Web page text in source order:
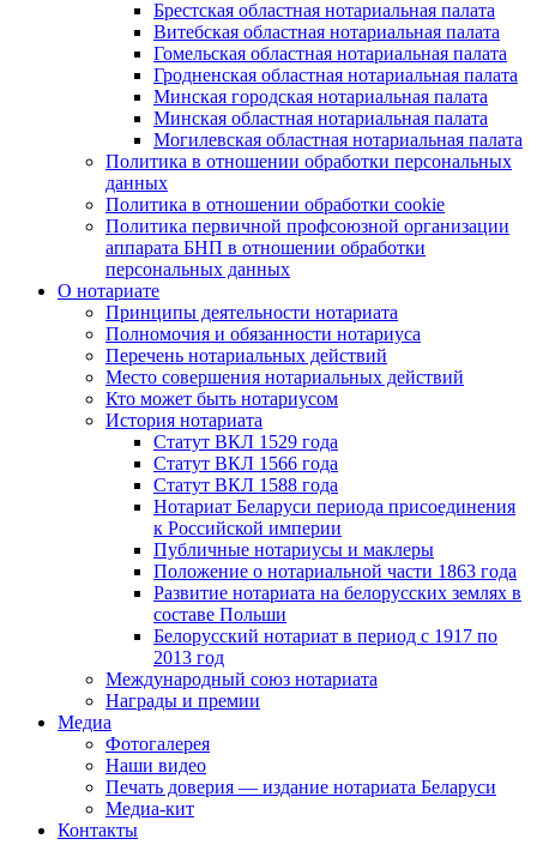
Брестская областная нотариальная палата
Витебская областная нотариальная палата
Гомельская областная нотариальная палата
Гродненская областная нотариальная палата
Минская городская нотариальная палата
Минская областная нотариальная палата
Могилевская областная нотариальная палата
Политика в отношении обработки персональных
данных
Политика в отношении обработки cookie
Политика первичной профсоюзной организации
аппарата БНП в отношении обработки
персональных данных
О нотариате
Принципы деятельности нотариата
Полномочия и обязанности нотариуса
Перечень нотариальных действий
Место совершения нотариальных действий
Кто может быть нотариусом
История нотариата
Статут ВКЛ 1529 года
Статут ВКЛ 1566 года
Статут ВКЛ 1588 года
Нотариат Беларуси периода присоединения
к Российской империи
Публичные нотариусы и маклеры
Положение о нотариальной части 1863 года
Развитие нотариата на белорусских землях в
составе Польши
Белорусский нотариат в период с 1917 по
2013 год
Международный союз нотариата
Награды и премии
Медиа
Фотогалерея
Наши видео
Печать доверия — издание нотариата Беларуси
Медиа-кит
Контакты